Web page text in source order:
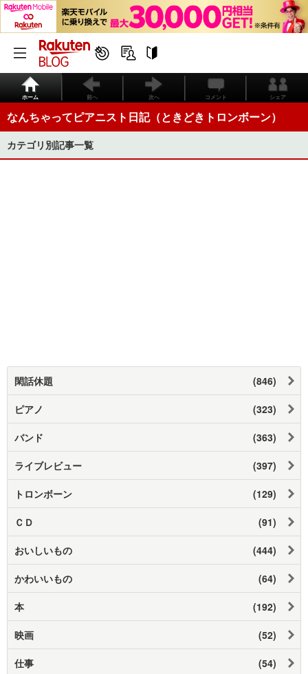
ホーム 前へ 次へ コメント シェア
なんちゃってピアニスト日記（ときどきトロンボーン）
カテゴリ別記事一覧
閑話休題 (846)
ピアノ (323)
バンド (363)
ライブレビュー (397)
トロンボーン (129)
ＣＤ (91)
おいしいもの (444)
かわいいもの (64)
本 (192)
映画 (52)
仕事 (54)